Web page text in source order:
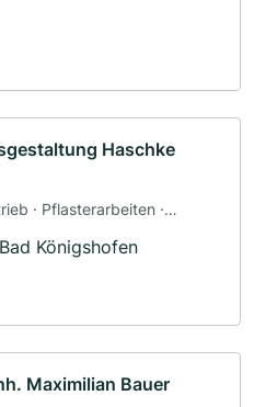
Haschke
· Pflasterarbeiten ·
Königshofen
Maximilian Bauer